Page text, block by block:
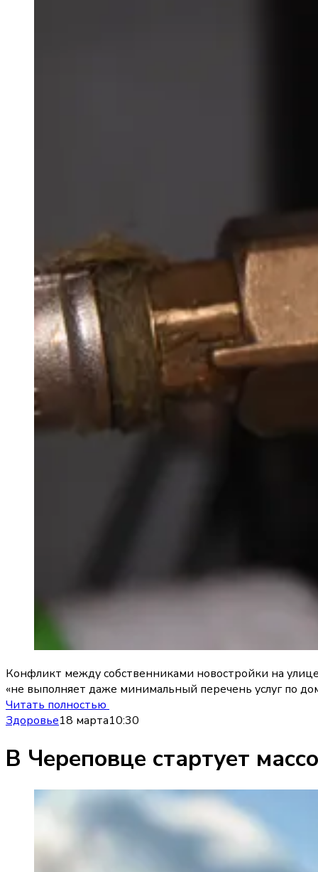
Конфликт между собственниками новостройки на
«не выполняет даже минимальный перечень услуг по
Читать полностью
Здоровье18 марта10:30
В Череповце стартует